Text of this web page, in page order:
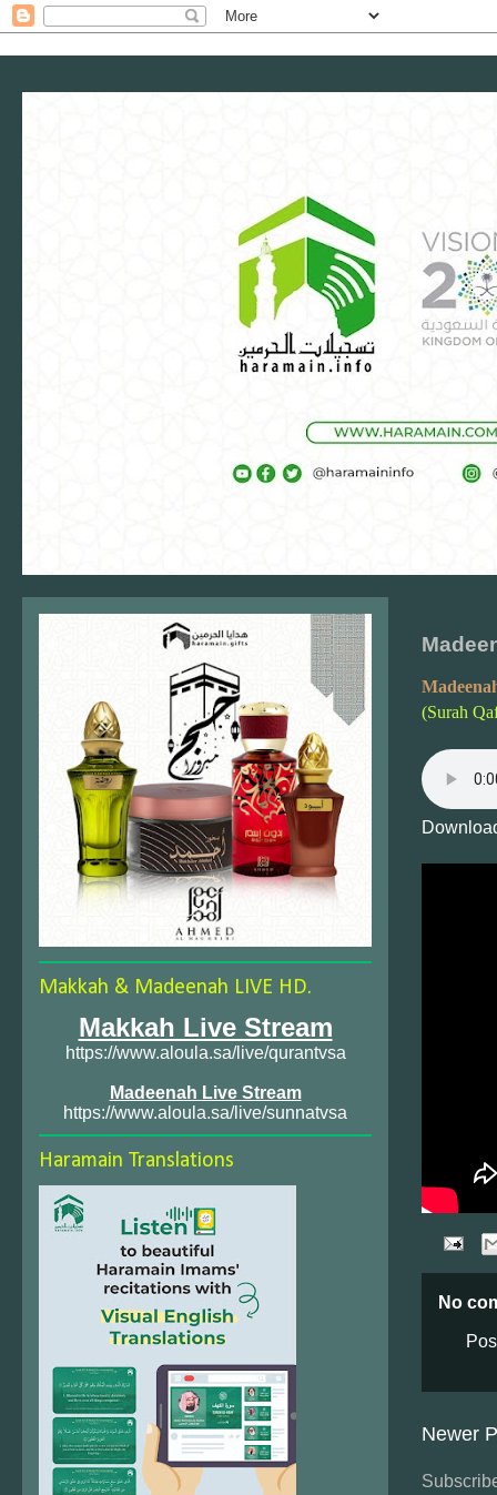
(Surah
No
Newer
Makkah & Madeenah LIVE HD.
Makkah Live Stream
https://www.aloula.sa/live/qurantvsa
Madeenah Live Stream
https://www.aloula.sa/live/sunnatvsa
Haramain Translations